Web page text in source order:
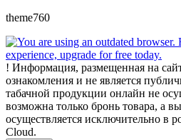
theme760
! Информация, размещенная на
ознакомления и не является
табачной продукции онлайн не
возможна только бронь товара, а
осуществляется исключительно в
Cloud.